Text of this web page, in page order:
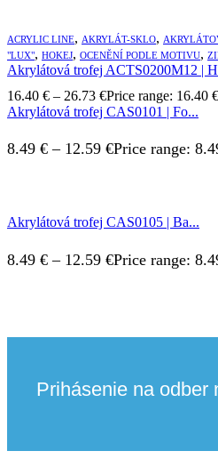
ACRYLIC LINE, AKRYLÁT-SKLO,
"LUX", HOKEJ, OCENĚNÍ PODLE MOTIVU,
Akrylátová trofej ACTS0200M12 |
16.40 € – 26.73 €Price range: 16.40
Akrylátová trofej CAS0101 | Fo...
8.49 € – 12.59 €Price range:
Akrylátová trofej CAS0105 | Ba...
8.49 € – 12.59 €Price range:
Prihásenie na odber